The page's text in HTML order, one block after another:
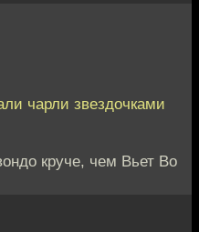
чарли звездочками
круче, чем Вьет Во